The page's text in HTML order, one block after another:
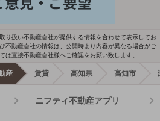
り扱い不動産会社が提供する情報を合わせて表示してお
不動産会社の情報は、公開時より内容が異なる場合がご
は直接不動産会社様へご確認をお願い致します。
産 賃貸 高知県 高知市
ニフティ不動産アプリ